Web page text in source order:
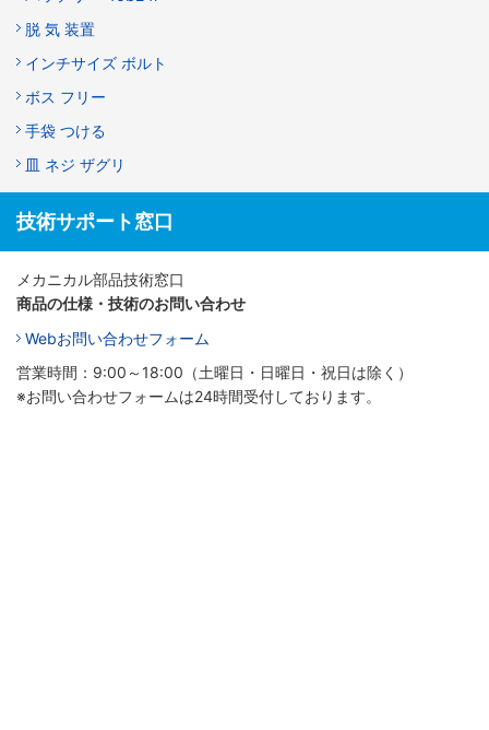
脱 気 装置
インチサイズ ボルト
ボス フリー
手袋 つける
皿 ネジ ザグリ
技術サポート窓口
メカニカル部品技術窓口
商品の仕様・技術のお問い合わせ
Webお問い合わせフォーム
営業時間：9:00～18:00（土曜日・日曜日・祝日は除く）
※お問い合わせフォームは24時間受付しております。